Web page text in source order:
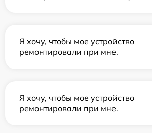
Я хочу, чтобы мое устройство
ремонтировали при мне.
Я хочу, чтобы мое устройство
ремонтировали при мне.